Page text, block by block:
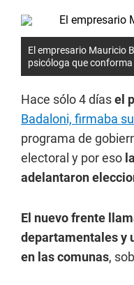
El empresario Mauricio
psicóloga que
Hace sólo 4 díasel
Badaloni, firmaba su
programa de
electoral y por eso
adelantaron
El nuevo frente
departamentales y
en las comunas,